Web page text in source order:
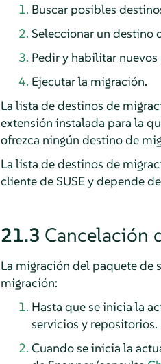
Buscar posibles
Seleccionar un destino
Pedir y habilitar
Ejecutar la migración.
La lista de destinos de
extensión instalada para la
ofrezca ningún destino de
La lista de destinos de
cliente de SUSE y depende
21.3 Cancelación
La migración del paquete de
migración:
Hasta que se inicia la
servicios y repositorios.
Cuando se inicia la